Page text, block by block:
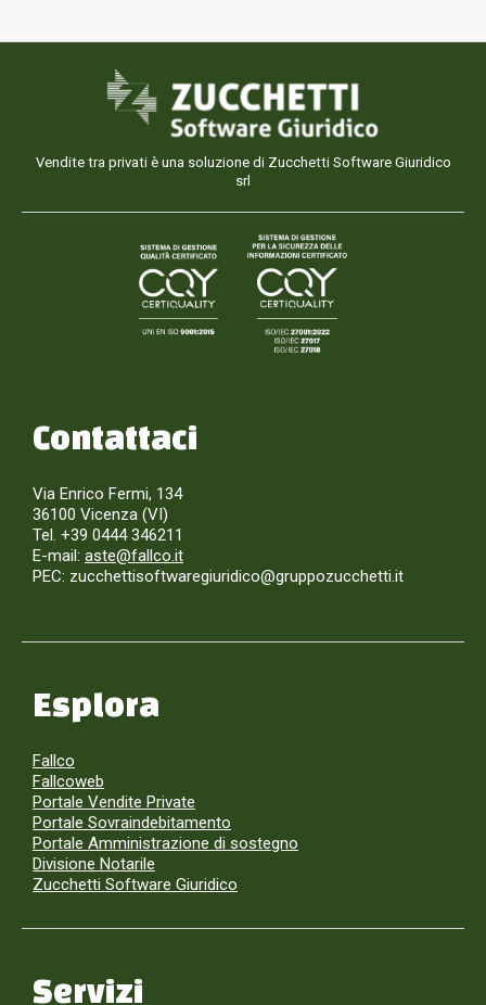
Vendite tra privati è una soluzione di Zucchetti Software Giuridico
srl
Contattaci
Via Enrico Fermi, 134
36100 Vicenza (VI)
Tel. +39 0444 346211
E-mail: aste@fallco.it
PEC: zucchettisoftwaregiuridico@gruppozucchetti.it
Esplora
Fallco
Fallcoweb
Portale Vendite Private
Portale Sovraindebitamento
Portale Amministrazione di sostegno
Divisione Notarile
Zucchetti Software Giuridico
Servizi